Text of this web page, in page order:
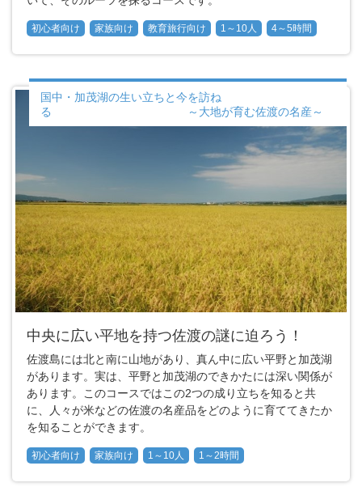
初心者向け 家族向け 教育旅行向け 1～10人 4～5時間
国中・加茂湖の生い立ちと今を訪ね
る ～大地が育む佐渡の名産～
中央に広い平地を持つ佐渡の謎に迫ろう！
佐渡島には北と南に山地があり、真ん中に広い平野と加茂湖
があります。実は、平野と加茂湖のできかたには深い関係が
あります。このコースではこの2つの成り立ちを知ると共
に、人々が米などの佐渡の名産品をどのように育ててきたか
を知ることができます。
初心者向け 家族向け 1～10人 1～2時間